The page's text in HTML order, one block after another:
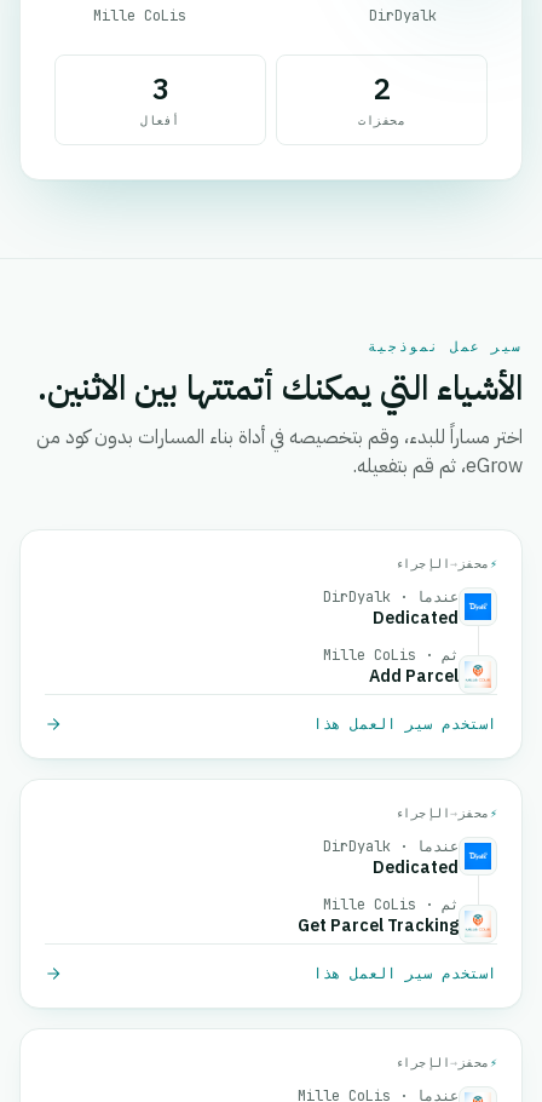
DirDyalk
Mille CoLis
2
محفزات
3
أفعال
سير عمل نموذجية
الأشياء التي يمكنك أتمتتها بين الاثنين.
اختر مساراً للبدء، وقم بتخصيصه في أداة بناء المسارات بدون كود من
eGrow، ثم قم بتفعيله.
⚡ محفز →الإجراء
عندما · DirDyalk
Dedicated
ثم · Mille CoLis
Add Parcel
استخدم سير العمل هذا
⚡ محفز →الإجراء
عندما · DirDyalk
Dedicated
ثم · Mille CoLis
Get Parcel Tracking
استخدم سير العمل هذا
⚡ محفز →الإجراء
عندما · Mille CoLis